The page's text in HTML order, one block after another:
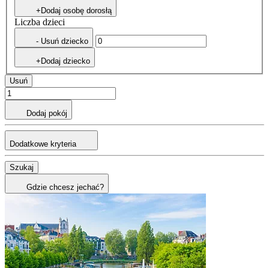
+Dodaj osobę dorosłą
Liczba dzieci
- Usuń dziecko
+Dodaj dziecko
Usuń
Dodaj pokój
Dodatkowe kryteria
Szukaj
Gdzie chcesz jechać?